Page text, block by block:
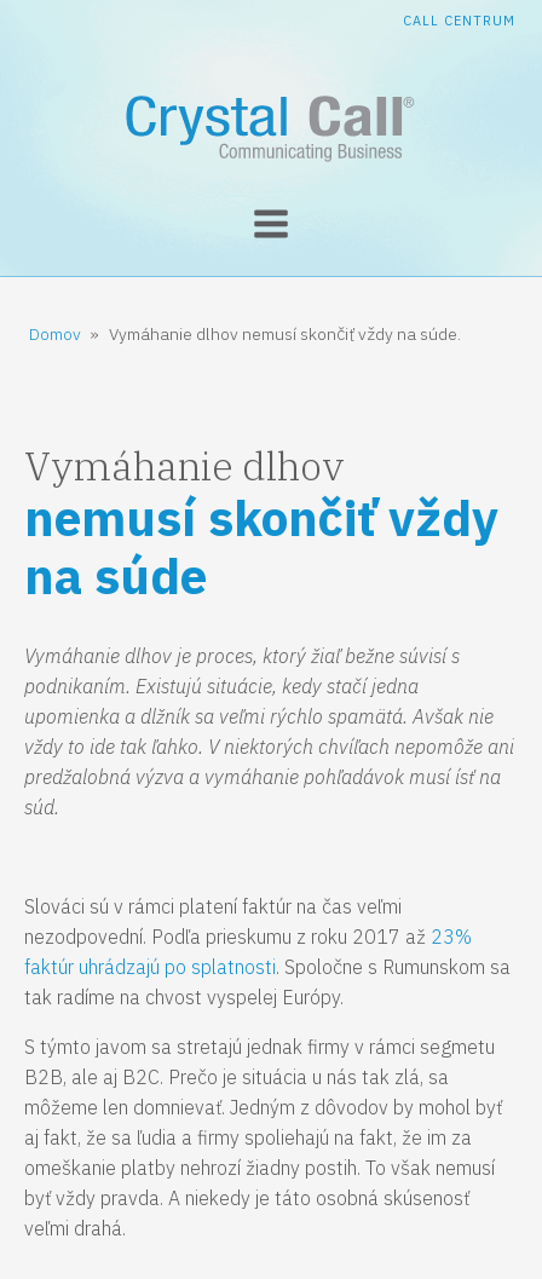
CALL CENTRUM
Domov » Vymáhanie dlhov nemusí skončiť vždy na súde.
Vymáhanie dlhov
nemusí skončiť vždy
na súde
Vymáhanie dlhov je proces, ktorý žiaľ bežne súvisí s
podnikaním. Existujú situácie, kedy stačí jedna
upomienka a dlžník sa veľmi rýchlo spamätá. Avšak nie
vždy to ide tak ľahko. V niektorých chvíľach nepomôže ani
predžalobná výzva a vymáhanie pohľadávok musí ísť na
súd.
Slováci sú v rámci platení faktúr na čas veľmi
nezodpovední. Podľa prieskumu z roku 2017 až 23%
faktúr uhrádzajú po splatnosti. Spoločne s Rumunskom sa
tak radíme na chvost vyspelej Európy.
S týmto javom sa stretajú jednak firmy v rámci segmetu
B2B, ale aj B2C. Prečo je situácia u nás tak zlá, sa
môžeme len domnievať. Jedným z dôvodov by mohol byť
aj fakt, že sa ľudia a firmy spoliehajú na fakt, že im za
omeškanie platby nehrozí žiadny postih. To však nemusí
byť vždy pravda. A niekedy je táto osobná skúsenosť
veľmi drahá.